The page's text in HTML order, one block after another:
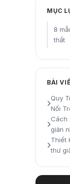
MỤC
8
thất
BÀI
Quy
Nối
Cách
giản
Thiết
thư